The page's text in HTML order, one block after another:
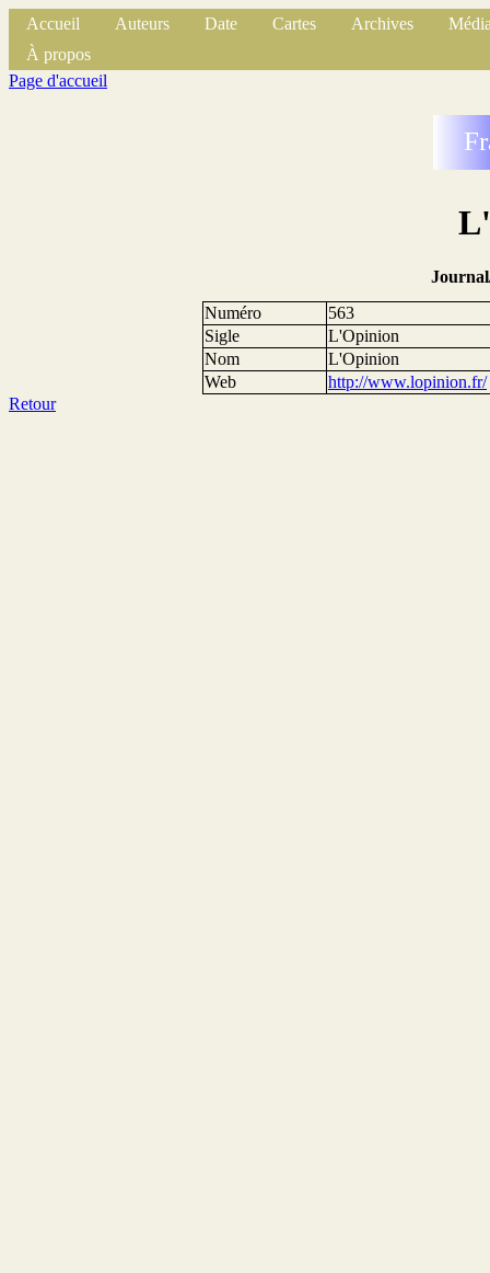
Accueil Auteurs Date Cartes Archives
À propos
Page d'accueil
Numéro
563
Sigle
L'Opinion
Nom
L'Opinion
Web
http://www.lopinion.fr/
Retour